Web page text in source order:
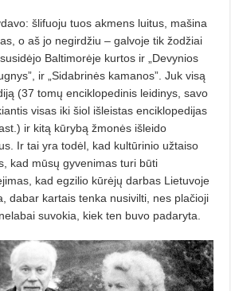
šlifuo­ju tuos akmens luitus, mašina
o aš jo ne­girdžiu – galvoje tik žodžiai
Baltimorėje kurtos ir „Devynios
ir „Sidabrinės kama­nos”. Juk visą
(37 tomų enciklopedinis leidinys, savo
visas iki šiol išleistas enciklopedijas
ir kitą kūrybą žmonės išleido
Ir tai yra todėl, kad kultūrinio užtaiso
kad mūsų gyvenimas turi būti
kad egzilio kū­rėjų darbas Lietuvoje
dabar kartais tenka nusi­vil­ti, nes plačioji
suvokia, kiek ten buvo pa­daryta.